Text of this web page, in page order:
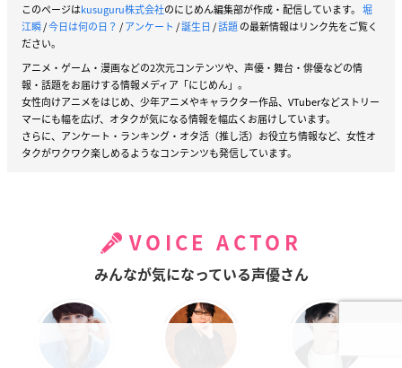
このページはkusuguru株式会社のにじめん編集部が作成・配信しています。 堀
江瞬/今日は何の日？ /アンケート /誕生日/話題の最新情報はリンク先をご覧く
ださい。
アニメ・ゲーム・漫画などの2次元コンテンツや、声優・舞台・俳優などの情
報・話題をお届けする情報メディア「にじめん」。
女性向けアニメをはじめ、少年アニメやキャラクター作品、VTuberなどストリー
マーにも幅を広げ、オタクが気になる情報を幅広くお届けしています。
さらに、アンケート・ランキング・オタ活（推し活）お役立ち情報など、女性オ
タクがワクワク楽しめるようなコンテンツも発信しています。
VOICE ACTOR
みんなが気になっている声優さん